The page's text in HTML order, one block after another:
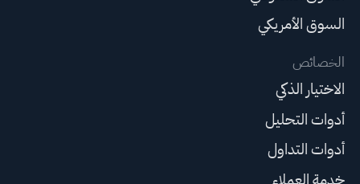
السوق الأمريكي
الخصائص
الاختيار الذكي
أدوات التحليل
أدوات التداول